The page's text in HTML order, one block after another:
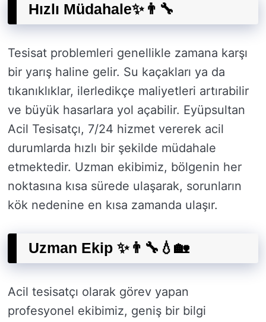
Hızlı Müdahale✨👨‍🔧
Tesisat problemleri genellikle zamana karşı
bir yarış haline gelir. Su kaçakları ya da
tıkanıklıklar, ilerledikçe maliyetleri artırabilir
ve büyük hasarlara yol açabilir. Eyüpsultan
Acil Tesisatçı, 7/24 hizmet vererek acil
durumlarda hızlı bir şekilde müdahale
etmektedir. Uzman ekibimiz, bölgenin her
noktasına kısa sürede ulaşarak, sorunların
kök nedenine en kısa zamanda ulaşır.
Uzman Ekip ✨👨‍🔧💧🏡
Acil tesisatçı olarak görev yapan
profesyonel ekibimiz, geniş bir bilgi